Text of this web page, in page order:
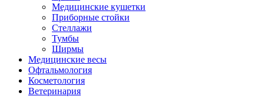
Медицинские кушетки
Приборные стойки
Стеллажи
Тумбы
Ширмы
Медицинские весы
Офтальмология
Косметология
Ветеринария